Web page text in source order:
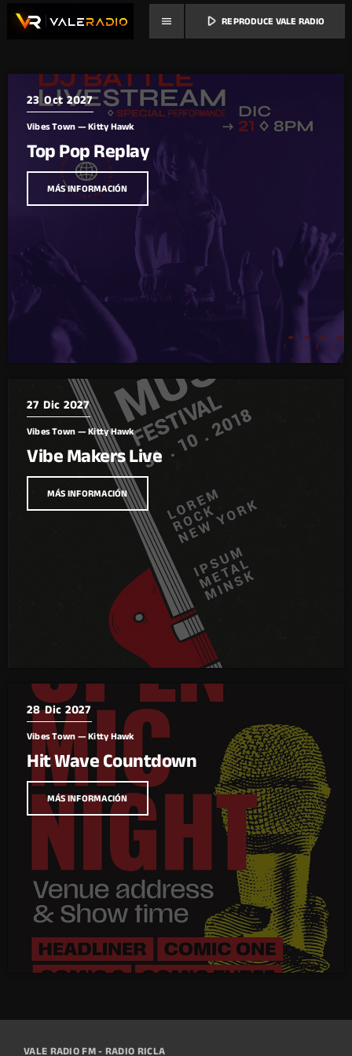
menu play_arrow REPRODUCE VALE RADIO
23 Oct 2027
Vibes Town — Kitty Hawk
Top Pop Replay
MÁS INFORMACIÓN
27 Dic 2027
Vibes Town — Kitty Hawk
Vibe Makers Live
MÁS INFORMACIÓN
28 Dic 2027
Vibes Town — Kitty Hawk
Hit Wave Countdown
MÁS INFORMACIÓN
VALE RADIO FM - RADIO RICLA